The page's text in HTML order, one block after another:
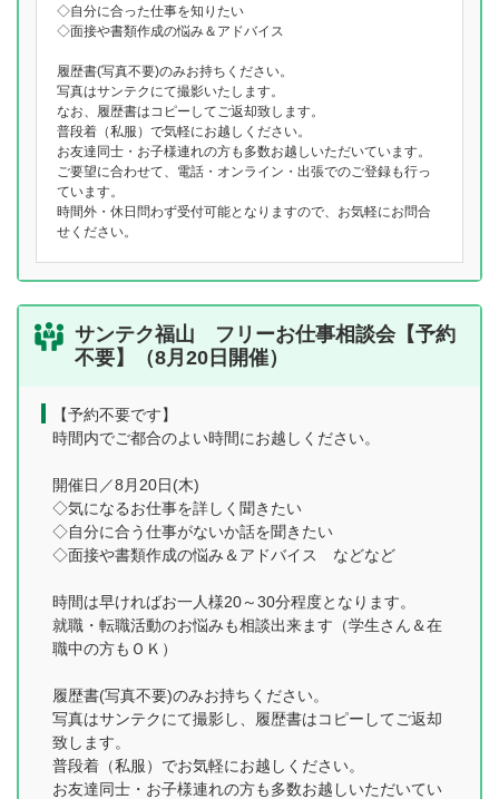
◇自分に合った仕事を知りたい
◇面接や書類作成の悩み＆アドバイス
履歴書(写真不要)のみお持ちください。
写真はサンテクにて撮影いたします。
なお、履歴書はコピーしてご返却致します。
普段着（私服）で気軽にお越しください。
お友達同士・お子様連れの方も多数お越しいただいています。
ご要望に合わせて、電話・オンライン・出張でのご登録も行っ
ています。
時間外・休日問わず受付可能となりますので、お気軽にお問合
せください。
サンテク福山 フリーお仕事相談会【予約
不要】（8月20日開催）
【予約不要です】
時間内でご都合のよい時間にお越しください。
開催日／8月20日(木)
◇気になるお仕事を詳しく聞きたい
◇自分に合う仕事がないか話を聞きたい
◇面接や書類作成の悩み＆アドバイス などなど
時間は早ければお一人様20～30分程度となります。
就職・転職活動のお悩みも相談出来ます（学生さん＆在
職中の方もＯＫ）
履歴書(写真不要)のみお持ちください。
写真はサンテクにて撮影し、履歴書はコピーしてご返却
致します。
普段着（私服）でお気軽にお越しください。
お友達同士・お子様連れの方も多数お越しいただいてい